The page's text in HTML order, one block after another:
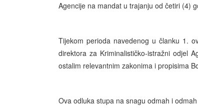
Agencije na mandat u trajanju od četiri (4)
Tijekom perioda navedenog u članku 1.
direktora za Kriminalističko-istražni odjel
ostalim relevantnim zakonima i propisima
Ova odluka stupa na snagu odmah i